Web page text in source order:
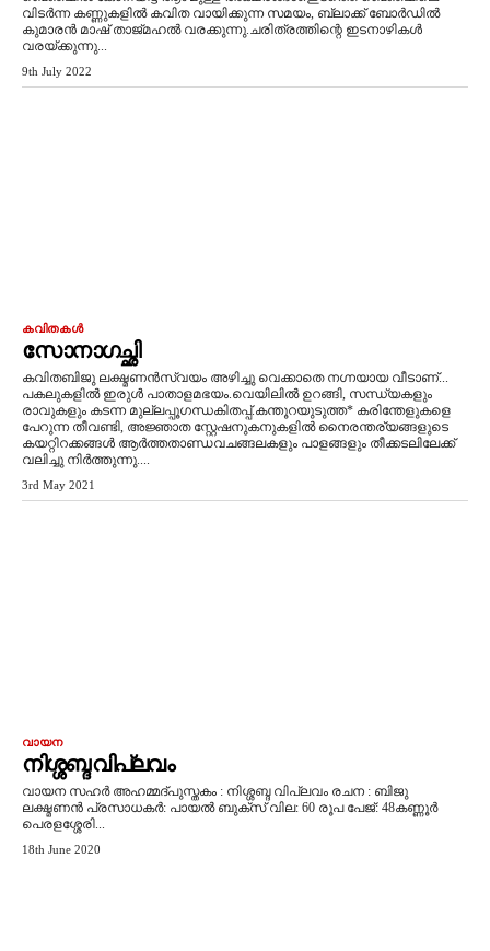
വിടർന്ന കണ്ണുകളിൽ കവിത വായിക്കുന്ന സമയം, ബ്ലാക്ക് ബോർഡിൽ
കുമാരൻ മാഷ് താജ്മഹൽ വരക്കുന്നു.ചരിത്രത്തിന്റെ ഇടനാഴികൾ
വരയ്ക്കുന്നു...
9th July 2022
കവിതകൾ
സോനാഗച്ഛി
കവിതബിജു ലക്ഷ്മണൻസ്വയം അഴിച്ചു വെക്കാതെ നഗ്നയായ വീടാണ്...
പകലുകളിൽ ഇരുൾ പാതാളമഭയം.വെയിലിൽ ഉറങ്ങി, സന്ധ്യകളും
രാവുകളും കടന്ന മുല്ലപ്പൂഗന്ധകിതപ്പ്.കന്തൂറയുടുത്ത* കരിന്തേളുകളെ
പേറുന്ന തീവണ്ടി, അജ്ഞാത സ്റ്റേഷനുകനുകളിൽ നൈരന്തര്യങ്ങളുടെ
കയറ്റിറക്കങ്ങൾ ആർത്തതാണ്ഡവചങ്ങലകളും പാളങ്ങളും തീക്കടലിലേക്ക്
വലിച്ചു നിർത്തുന്നു....
3rd May 2021
വായന
നിശ്ശബ്ദ വിപ്ലവം
വായന സഹർ അഹമ്മദ്പുസ്തകം : നിശ്ശബ്ദ വിപ്ലവം രചന : ബിജു
ലക്ഷ്മണൻ പ്രസാധകർ: പായൽ ബുക്സ് വില: 60 രൂപ പേജ്: 48കണ്ണൂർ
പെരളശ്ശേരി...
18th June 2020